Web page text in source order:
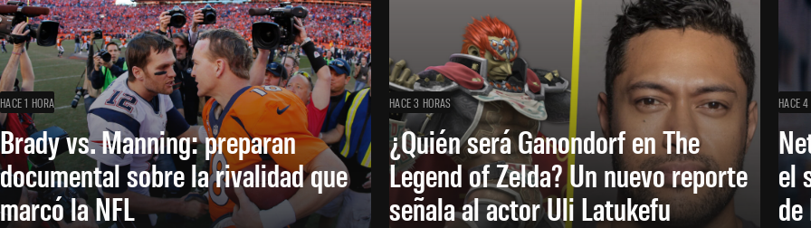
HACE 1 HORA
Brady vs. Manning: preparan
documental sobre la rivalidad que
marcó la NFL
HACE 3 HORAS
¿Quién será Ganondorf en The
Legend of Zelda? Un nuevo reporte
señala al actor Uli Latukefu
HACE
el